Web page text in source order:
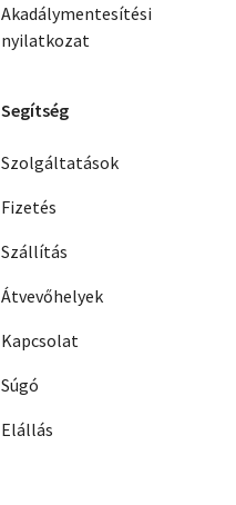
Akadálymentesítési
nyilatkozat
Segítség
Szolgáltatások
Fizetés
Szállítás
Átvevőhelyek
Kapcsolat
Súgó
Elállás